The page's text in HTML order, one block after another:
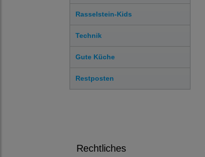
Rasselstein-Kids
Technik
Gute Küche
Restposten
Rechtliches